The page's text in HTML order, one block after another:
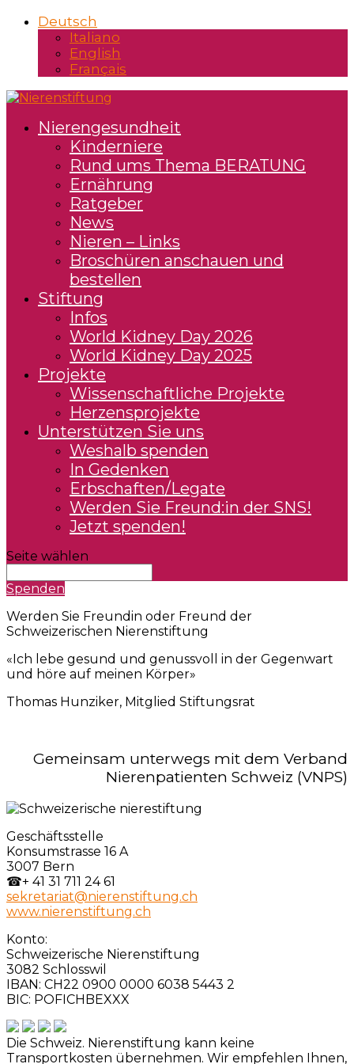
Deutsch
Italiano
English
Français
Nierengesundheit
Kinderniere
Rund ums Thema BERATUNG
Ernährung
Ratgeber
News
Nieren – Links
Broschüren anschauen und
bestellen
Stiftung
Infos
World Kidney Day 2026
World Kidney Day 2025
Projekte
Wissenschaftliche Projekte
Herzensprojekte
Unterstützen Sie uns
Weshalb spenden
In Gedenken
Erbschaften/Legate
Werden Sie Freund:in der SNS!
Jetzt spenden!
Seite wählen
Spenden
Werden Sie Freundin oder Freund der
Schweizerischen Nierenstiftung
«Ich lebe gesund und genussvoll in der Gegenwart
und höre auf meinen Körper»
Thomas Hunziker, Mitglied Stiftungsrat
Gemeinsam unterwegs mit dem Verband
Nierenpatienten Schweiz (VNPS)
Geschäftsstelle
Konsumstrasse 16 A
3007 Bern
☎+ 41 31 711 24 61
sekretariat@nierenstiftung.ch
www.nierenstiftung.ch
Konto:
Schweizerische Nierenstiftung
3082 Schlosswil
IBAN: CH22 0900 0000 6038 5443 2
BIC: POFICHBEXXX
Die Schweiz. Nierenstiftung kann keine
Transportkosten übernehmen. Wir empfehlen Ihnen,